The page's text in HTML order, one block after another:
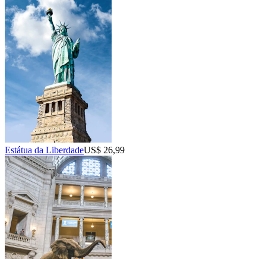
Estátua da LiberdadeUS$ 26,99